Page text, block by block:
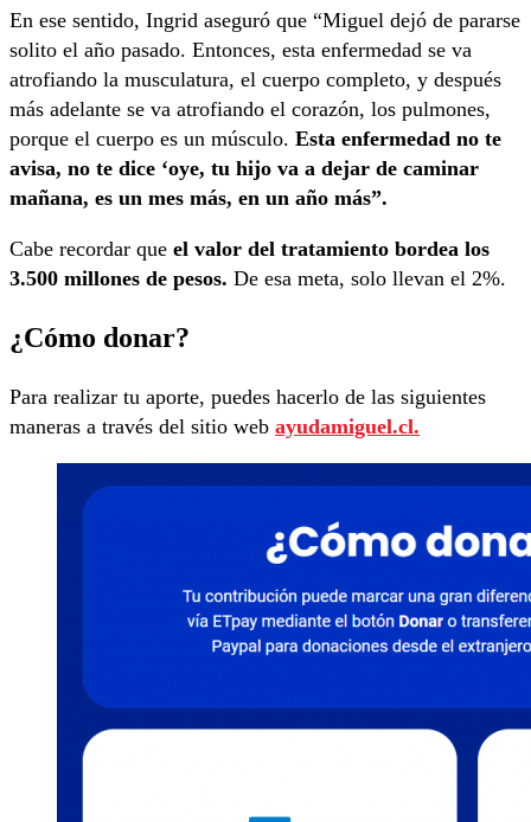
En ese sentido, Ingrid aseguró que “Miguel dejó de pararse
solito el año pasado. Entonces, esta enfermedad se va
atrofiando la musculatura, el cuerpo completo, y después
más adelante se va atrofiando el corazón, los pulmones,
porque el cuerpo es un músculo. Esta enfermedad no te
avisa, no te dice ‘oye, tu hijo va a dejar de caminar
mañana, es un mes más, en un año más”.
Cabe recordar que el valor del tratamiento bordea los
3.500 millones de pesos. De esa meta, solo llevan el 2%.
¿Cómo donar?
Para realizar tu aporte, puedes hacerlo de las siguientes
maneras a través del sitio web ayudamiguel.cl.